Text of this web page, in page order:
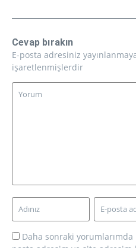
Cevap bırakın
E-posta adresiniz
işaretlenmişlerdir
Daha sonraki yorumlarımda